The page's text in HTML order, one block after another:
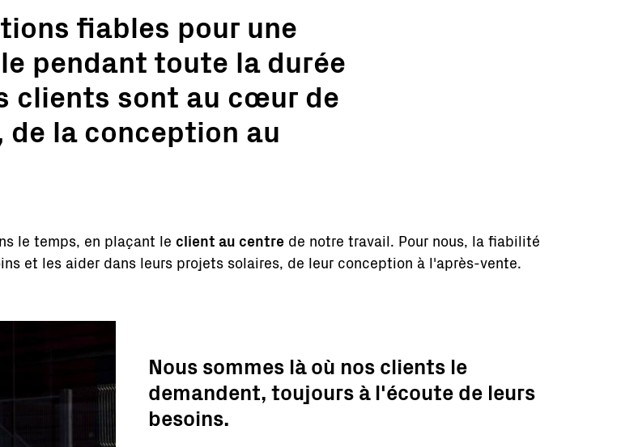
fiables pour une
pendant toute la durée
clients sont au cœur de
la conception au
le temps, en plaçant le client au centre de notre travail. Pour nous, la fiabilité
et les aider dans leurs projets solaires, de leur conception à l'après-vente.
Nous sommes là où nos clients le
demandent, toujours à l'écoute de leurs
besoins.